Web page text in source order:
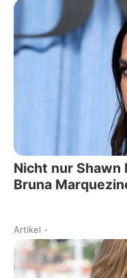
Nicht nur Shawn
Bruna
Artikel -